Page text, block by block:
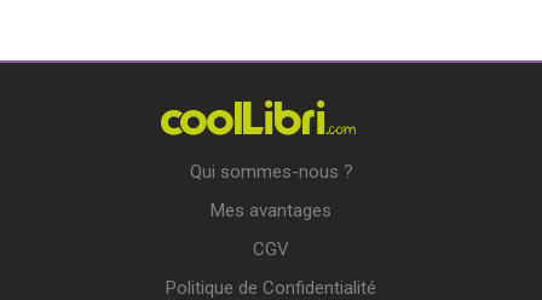
Qui sommes-nous ?
Mes avantages
CGV
Politique de Confidentialité